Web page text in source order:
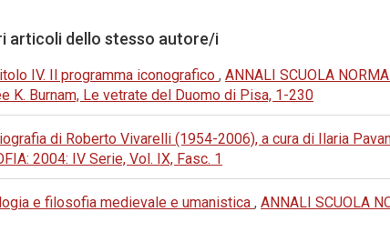
articoli dello stesso autore/i
IV. Il programma iconografico , ANNALI SCUOLA
K. Burnam, Le vetrate del Duomo di Pisa, 1-230
di Roberto Vivarelli (1954-2006), a cura di Ilaria
2004: IV Serie, Vol. IX, Fasc. 1
e filosofia medievale e umanistica , ANNALI SCUOLA